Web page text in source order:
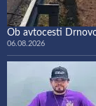
Ob avtocesti
06.08.2026